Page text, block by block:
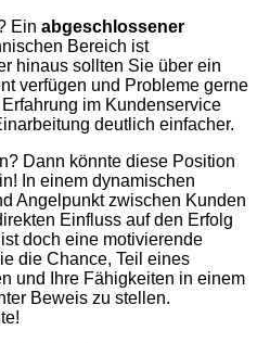
Ein abgeschlossener
Bereich ist
hinaus sollten Sie über ein
verfügen und Probleme gerne
im Kundenservice
deutlich einfacher.
Dann könnte diese Position
In einem dynamischen
Angelpunkt zwischen Kunden
Einfluss auf den Erfolg
doch eine motivierende
die Chance, Teil eines
und Ihre Fähigkeiten in einem
Beweis zu stellen.